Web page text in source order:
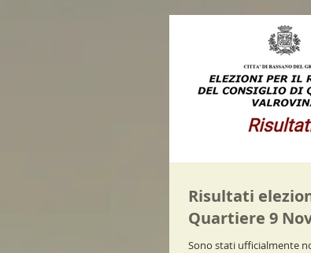
Risultati
Quartiere 9
Sono stati ufficialmente